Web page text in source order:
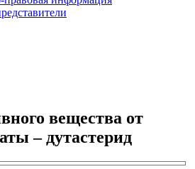
вещества от
– дутастерид